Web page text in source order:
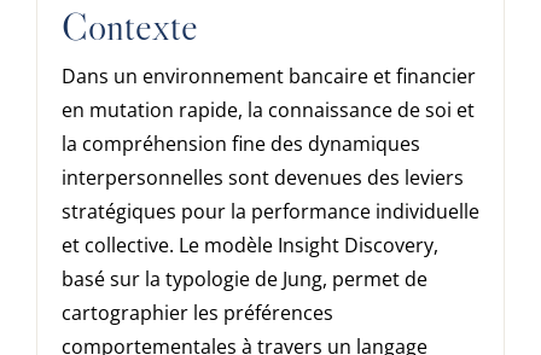
Contexte
Dans un environnement bancaire et financier
en mutation rapide, la connaissance de soi et
la compréhension fine des dynamiques
interpersonnelles sont devenues des leviers
stratégiques pour la performance individuelle
et collective. Le modèle Insight Discovery,
basé sur la typologie de Jung, permet de
cartographier les préférences
comportementales à travers un langage